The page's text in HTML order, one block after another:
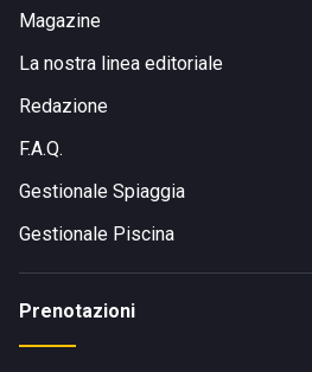
Magazine
La nostra linea editoriale
Redazione
F.A.Q.
Gestionale Spiaggia
Gestionale Piscina
Prenotazioni